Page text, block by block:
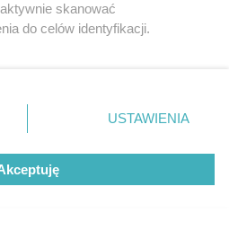
kurort to
skanować
do celów identyfikacji.
przycisk ustawień prywatności
rogu strony
nie wymagają zgody
sprzeciwić się takiemu
będą miały zastosowanie tylko
USTAWIENIA